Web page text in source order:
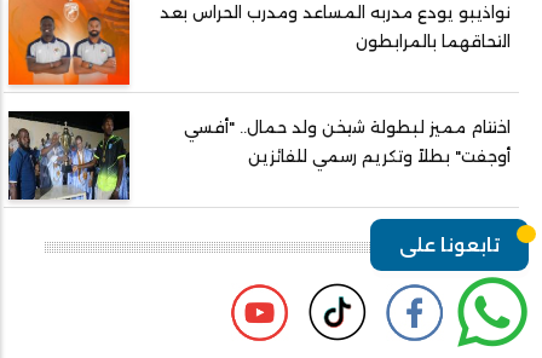
نواذيبو يودع مدربه المساعد ومدرب الحراس بعد
التحاقهما بالمرابطون
اختتام مميز لبطولة شيخن ولد حمال.. "أفسي
أوجفت" بطلاً وتكريم رسمي للفائزين
تابعونا على